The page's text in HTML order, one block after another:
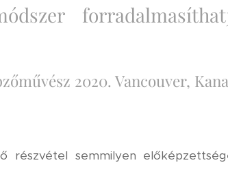
2020. Vancouver,
részvétel semmilyen